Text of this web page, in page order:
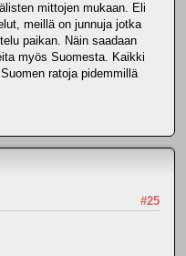
mittojen mukaan. Eli
meillä on junnuja jotka
paikan. Näin saadaan
myös Suomesta. Kaikki
ratoja pidemmillä
#25